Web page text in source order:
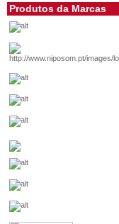
Produtos da Marcas